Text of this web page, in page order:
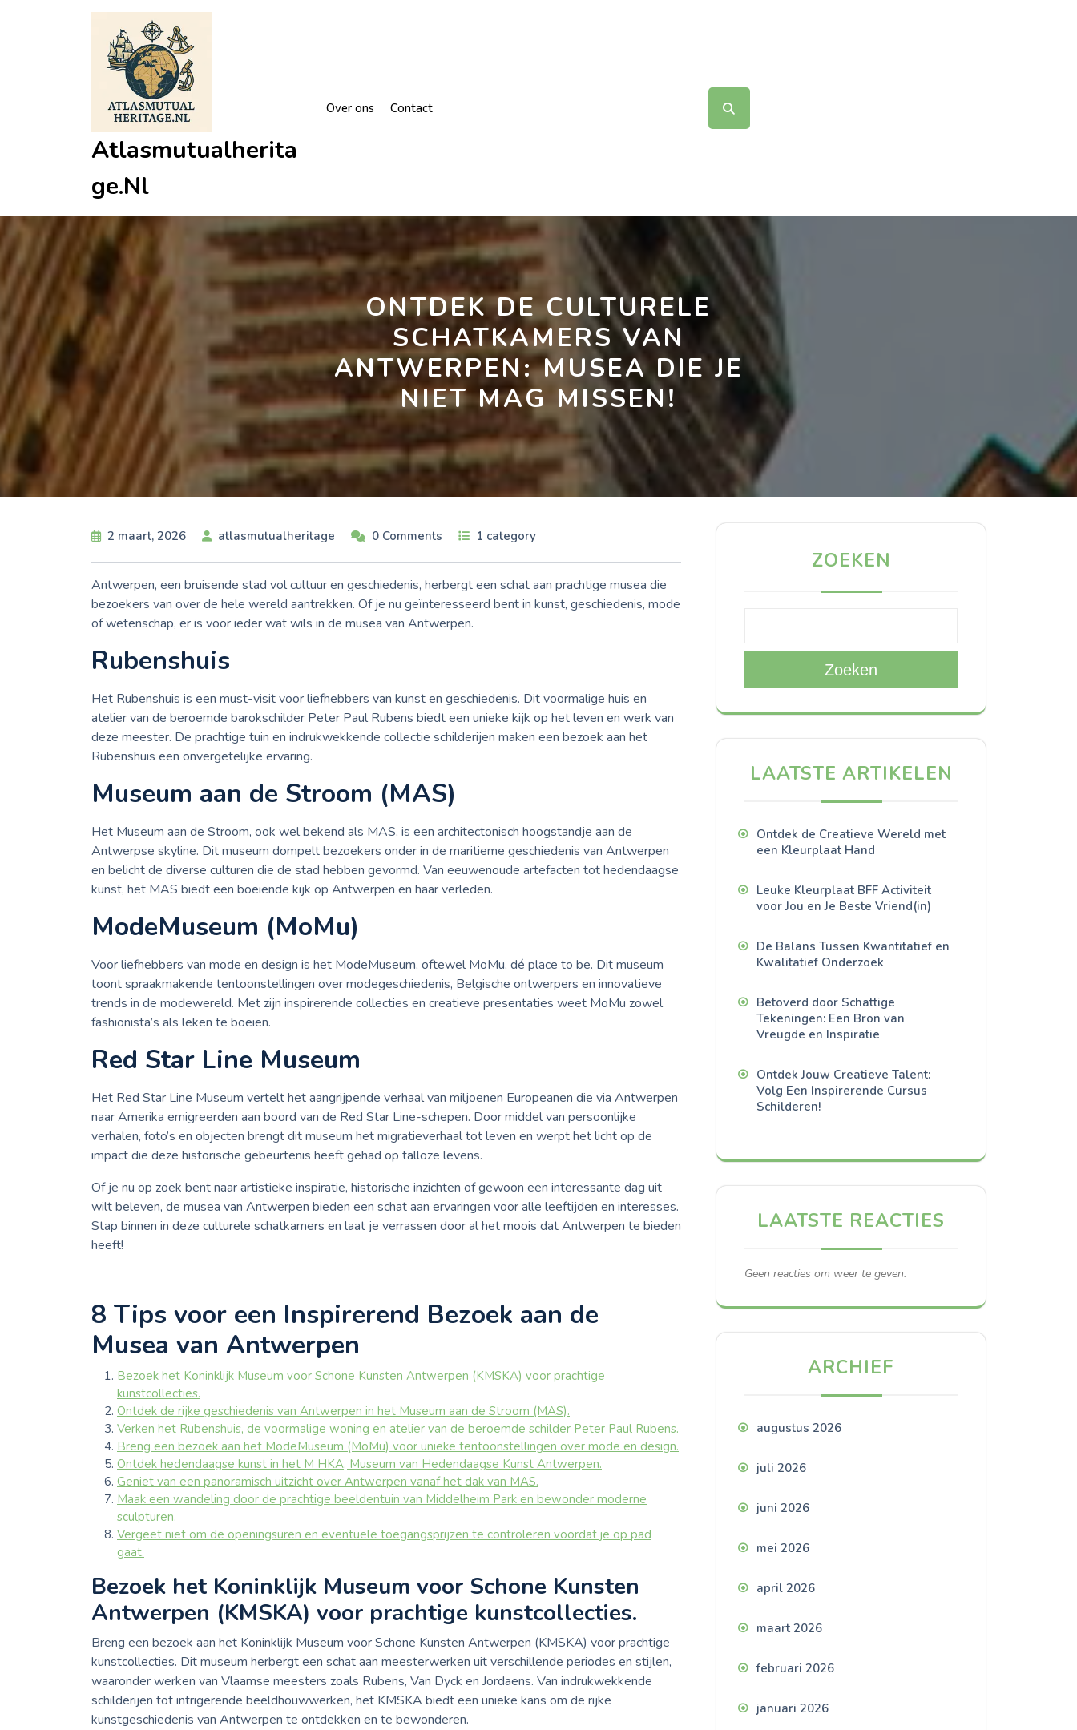
Atlasmutualherita
Ge.nl
Over ons Contact
ONTDEK DE CULTURELE
SCHATKAMERS VAN
ANTWERPEN: MUSEA DIE JE
NIET MAG MISSEN!
2 maart, 2026 atlasmutualheritage 0 Comments 1 category
Antwerpen, een bruisende stad vol cultuur en geschiedenis, herbergt een schat aan prachtige musea die
bezoekers van over de hele wereld aantrekken. Of je nu geïnteresseerd bent in kunst, geschiedenis, mode
of wetenschap, er is voor ieder wat wils in de musea van Antwerpen.
Rubenshuis
Het Rubenshuis is een must-visit voor liefhebbers van kunst en geschiedenis. Dit voormalige huis en
atelier van de beroemde barokschilder Peter Paul Rubens biedt een unieke kijk op het leven en werk van
deze meester. De prachtige tuin en indrukwekkende collectie schilderijen maken een bezoek aan het
Rubenshuis een onvergetelijke ervaring.
Museum aan de Stroom (MAS)
Het Museum aan de Stroom, ook wel bekend als MAS, is een architectonisch hoogstandje aan de
Antwerpse skyline. Dit museum dompelt bezoekers onder in de maritieme geschiedenis van Antwerpen
en belicht de diverse culturen die de stad hebben gevormd. Van eeuwenoude artefacten tot hedendaagse
kunst, het MAS biedt een boeiende kijk op Antwerpen en haar verleden.
ModeMuseum (MoMu)
Voor liefhebbers van mode en design is het ModeMuseum, oftewel MoMu, dé place to be. Dit museum
toont spraakmakende tentoonstellingen over modegeschiedenis, Belgische ontwerpers en innovatieve
trends in de modewereld. Met zijn inspirerende collecties en creatieve presentaties weet MoMu zowel
fashionista’s als leken te boeien.
Red Star Line Museum
Het Red Star Line Museum vertelt het aangrijpende verhaal van miljoenen Europeanen die via Antwerpen
naar Amerika emigreerden aan boord van de Red Star Line-schepen. Door middel van persoonlijke
verhalen, foto’s en objecten brengt dit museum het migratieverhaal tot leven en werpt het licht op de
impact die deze historische gebeurtenis heeft gehad op talloze levens.
Of je nu op zoek bent naar artistieke inspiratie, historische inzichten of gewoon een interessante dag uit
wilt beleven, de musea van Antwerpen bieden een schat aan ervaringen voor alle leeftijden en interesses.
Stap binnen in deze culturele schatkamers en laat je verrassen door al het moois dat Antwerpen te bieden
heeft!
8 Tips voor een Inspirerend Bezoek aan de
Musea van Antwerpen
Bezoek het Koninklijk Museum voor Schone Kunsten Antwerpen (KMSKA) voor prachtige
kunstcollecties.
Ontdek de rijke geschiedenis van Antwerpen in het Museum aan de Stroom (MAS).
Verken het Rubenshuis, de voormalige woning en atelier van de beroemde schilder Peter Paul Rubens.
Breng een bezoek aan het ModeMuseum (MoMu) voor unieke tentoonstellingen over mode en design.
Ontdek hedendaagse kunst in het M HKA, Museum van Hedendaagse Kunst Antwerpen.
Geniet van een panoramisch uitzicht over Antwerpen vanaf het dak van MAS.
Maak een wandeling door de prachtige beeldentuin van Middelheim Park en bewonder moderne
sculpturen.
Vergeet niet om de openingsuren en eventuele toegangsprijzen te controleren voordat je op pad
gaat.
Bezoek het Koninklijk Museum voor Schone Kunsten
Antwerpen (KMSKA) voor prachtige kunstcollecties.
Breng een bezoek aan het Koninklijk Museum voor Schone Kunsten Antwerpen (KMSKA) voor prachtige
kunstcollecties. Dit museum herbergt een schat aan meesterwerken uit verschillende periodes en stijlen,
waaronder werken van Vlaamse meesters zoals Rubens, Van Dyck en Jordaens. Van indrukwekkende
schilderijen tot intrigerende beeldhouwwerken, het KMSKA biedt een unieke kans om de rijke
kunstgeschiedenis van Antwerpen te ontdekken en te bewonderen.
ZOEKEN
Zoeken
LAATSTE ARTIKELEN
Ontdek de Creatieve Wereld met
een Kleurplaat Hand
Leuke Kleurplaat BFF Activiteit
voor Jou en Je Beste Vriend(in)
De Balans Tussen Kwantitatief en
Kwalitatief Onderzoek
Betoverd door Schattige
Tekeningen: Een Bron van
Vreugde en Inspiratie
Ontdek Jouw Creatieve Talent:
Volg Een Inspirerende Cursus
Schilderen!
LAATSTE REACTIES
Geen reacties om weer te geven.
ARCHIEF
augustus 2026
juli 2026
juni 2026
mei 2026
april 2026
maart 2026
februari 2026
januari 2026